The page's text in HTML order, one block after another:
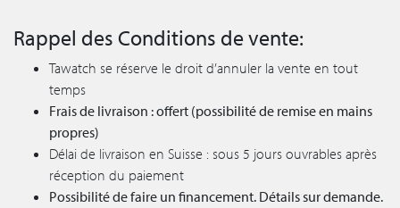
Rappel des Conditions de vente:
Tawatch se réserve le droit d’annuler la vente en tout
temps
Frais de livraison : offert (possibilité de remise en mains
propres)
Délai de livraison en Suisse : sous 5 jours ouvrables après
réception du paiement
Possibilité de faire un financement. Détails sur demande.